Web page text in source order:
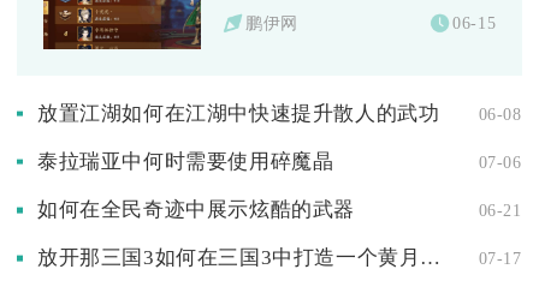
鹏伊网 06-15
放置江湖如何在江湖中快速提升散人的武功 06-08
泰拉瑞亚中何时需要使用碎魔晶 07-06
如何在全民奇迹中展示炫酷的武器 06-21
放开那三国3如何在三国3中打造一个黄月英主导的阵容 07-17